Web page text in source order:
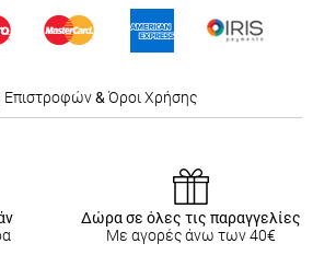
Επιστροφών&Όροι Χρήσης
Δώρα σε όλες τις παραγγελίες
Με αγορές άνω των 40€